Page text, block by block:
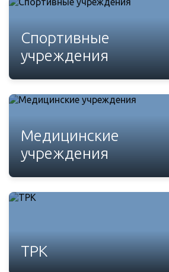
Спортивные
учреждения
Медицинские
учреждения
ТРК